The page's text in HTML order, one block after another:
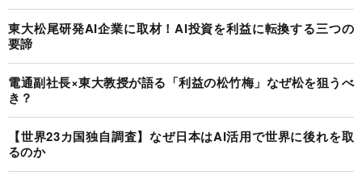
東大松尾研発AI企業に取材！AI投資を利益に転換する三つの
要諦
電通副社長×東大教授が語る「利益の松竹梅」なぜ松を狙うべ
き？
【世界23カ国独自調査】なぜ日本はAI活用で世界に後れを取
るのか